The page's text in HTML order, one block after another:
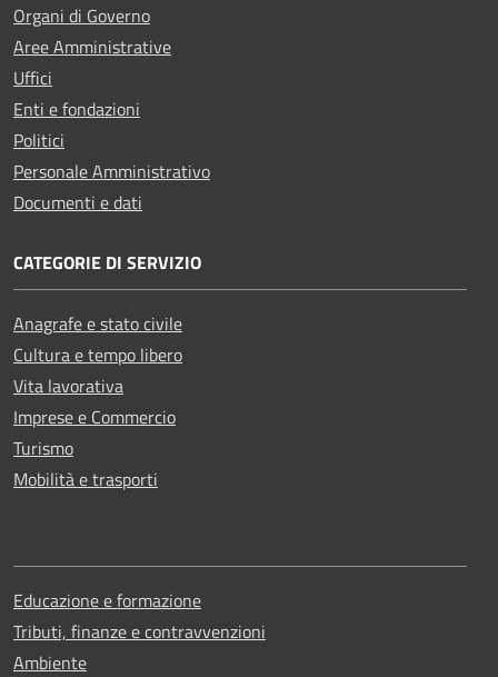
Organi di Governo
Aree Amministrative
Uffici
Enti e fondazioni
Politici
Personale Amministrativo
Documenti e dati
CATEGORIE DI SERVIZIO
Anagrafe e stato civile
Cultura e tempo libero
Vita lavorativa
Imprese e Commercio
Turismo
Mobilità e trasporti
Educazione e formazione
Tributi, finanze e contravvenzioni
Ambiente